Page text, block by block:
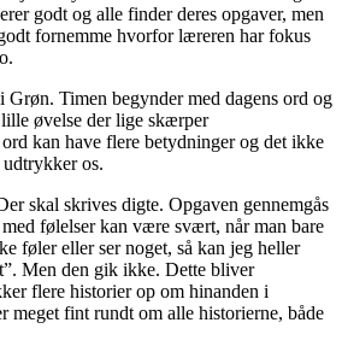
godt og alle finder deres opgaver, men
fornemme hvorfor læreren har fokus
Grøn. Timen begynder med dagens ord og
øvelse der lige skærper
kan have flere betydninger og det ikke
os.
skal skrives digte. Opgaven gennemgås
følelser kan være svært, når man bare
føler eller ser noget, så kan jeg heller
Men den gik ikke. Dette bliver
flere historier op om hinanden i
meget fint rundt om alle historierne, både